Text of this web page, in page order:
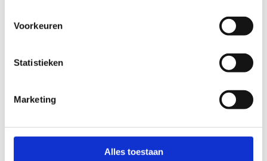
Voorkeuren
Statistieken
Marketing
Alles toestaan